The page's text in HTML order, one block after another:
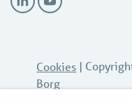
Cookies |
Borg